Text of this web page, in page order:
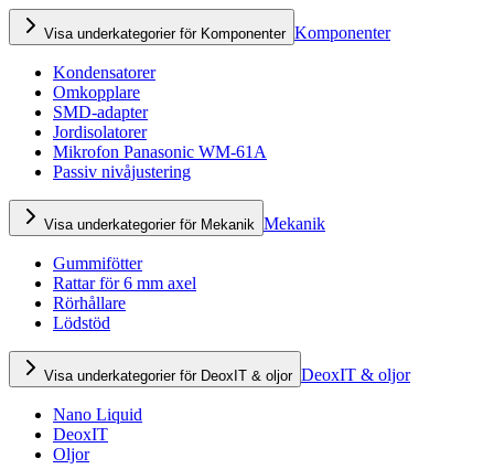
Visa underkategorier för Komponenter Komponenter
Kondensatorer
Omkopplare
SMD-adapter
Jordisolatorer
Mikrofon Panasonic WM-61A
Passiv nivåjustering
Visa underkategorier för Mekanik Mekanik
Gummifötter
Rattar för 6 mm axel
Rörhållare
Lödstöd
Visa underkategorier för DeoxIT & oljor DeoxIT & oljor
Nano Liquid
DeoxIT
Oljor